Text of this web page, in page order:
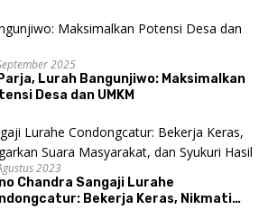
2025
Lurah Bangunjiwo: Maksimalkan
Desa dan UMKM
2023
Chandra Sangaji Lurahe
Bekerja Keras, Nikmati